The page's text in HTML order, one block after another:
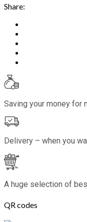
Share:
Saving your money for
Delivery – when you
A huge selection of
QR codes